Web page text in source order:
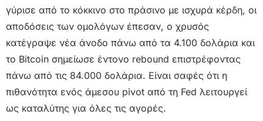
γύρισε από το κόκκινο στο πράσινο με ισχυρά κέρδη, οι
αποδόσεις των ομολόγων έπεσαν, ο χρυσός
κατέγραψε νέα άνοδο πάνω από τα 4.100 δολάρια και
το Bitcoin σημείωσε έντονο rebound επιστρέφοντας
πάνω από τις 84.000 δολάρια. Είναι σαφές ότι η
πιθανότητα ενός άμεσου pivot από τη Fed λειτουργεί
ως καταλύτης για όλες τις αγορές.